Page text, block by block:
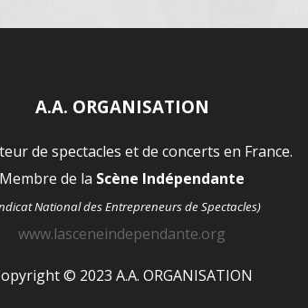
A.A. ORGANISATION
de spectacles et de concerts en France.
Membre de la Scène Indépendante
National des Entrepreneurs de Spectacles)
www.lasceneindependante.org
© 2023 A.A. ORGANISATION